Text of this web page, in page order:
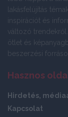
lakásfelújítás
inspirációt és
változó
ötlet és
beszerzési
Hasznos
Hirdetés,
Kapcsolat